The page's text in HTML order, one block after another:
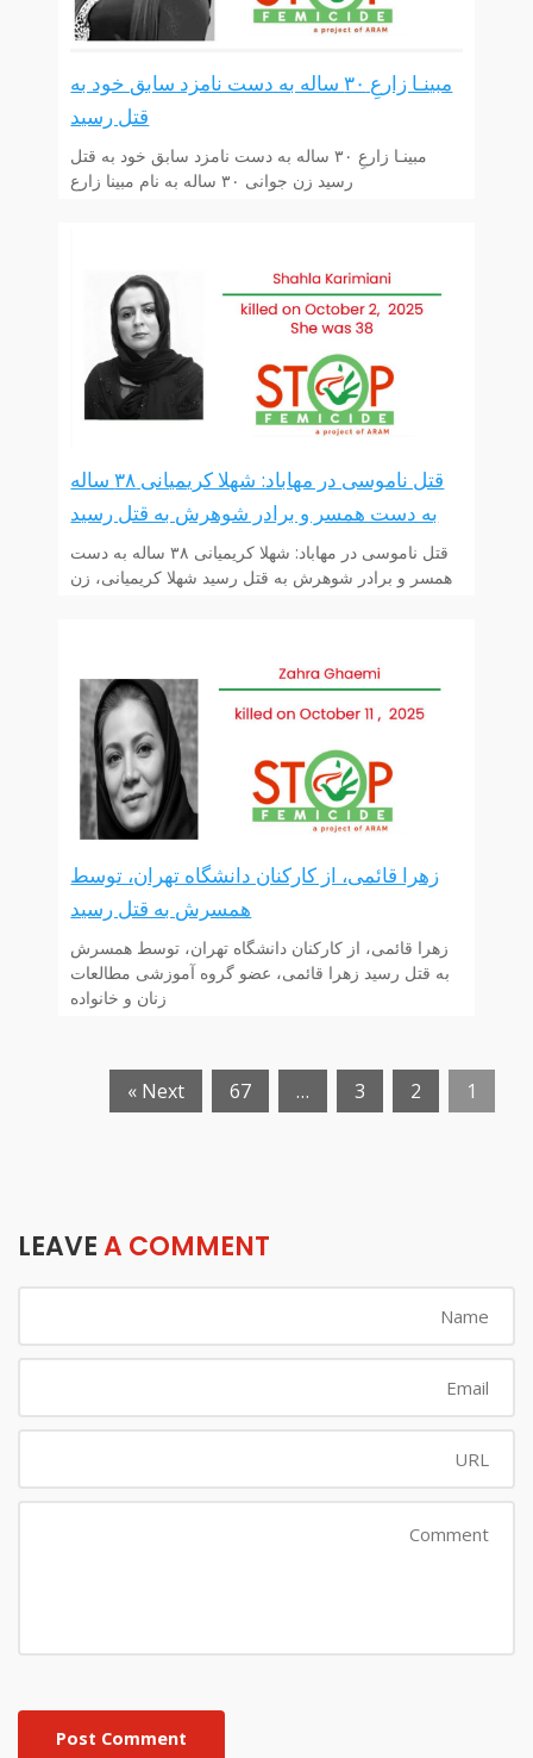
مبینـا زارعِ ۳۰ ساله به دست نامزد سابق خود به
قتل رسید
مبینـا زارعِ ۳۰ ساله به دست نامزد سابق خود به قتل
رسید زن جوانی ۳۰ ساله به نام مبینا زارع
قتل ناموسی در مهاباد: شهلا کریمیانی ۳۸ ساله
به دست همسر و برادر شوهرش به قتل رسید
قتل ناموسی در مهاباد: شهلا کریمیانی ۳۸ ساله به دست
همسر و برادر شوهرش به قتل رسید شهلا کریمیانی، زن
زهرا قائمی، از کارکنان دانشگاه تهران، توسط
همسرش به قتل رسید
زهرا قائمی، از کارکنان دانشگاه تهران، توسط همسرش
به قتل رسید زهرا قائمی، عضو گروه آموزشی مطالعات
زنان و خانواده
1
2
3
…
67
Next »
LEAVEA COMMENT
Post Comment